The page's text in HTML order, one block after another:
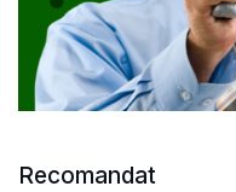
Recomandat